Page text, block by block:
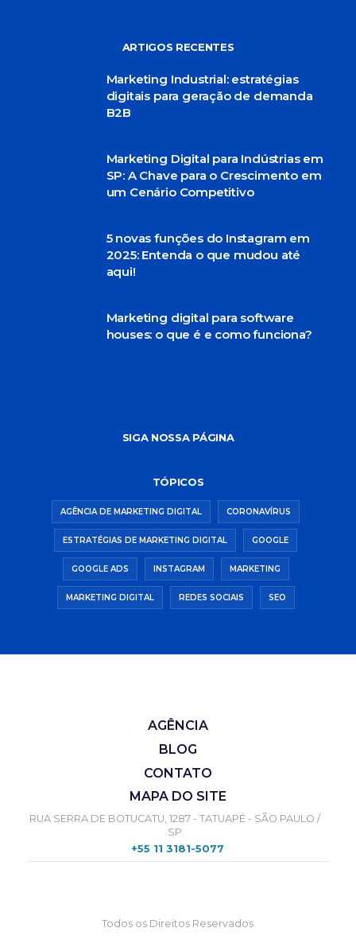
ARTIGOS RECENTES
Marketing Industrial: estratégias
digitais para geração de demanda
B2B
Marketing Digital para Indústrias em
SP: A Chave para o Crescimento em
um Cenário Competitivo
5 novas funções do Instagram em
2025: Entenda o que mudou até
aqui!
Marketing digital para software
houses: o que é e como funciona?
SIGA NOSSA PÁGINA
TÓPICOS
AGÊNCIA DE MARKETING DIGITAL CORONAVÍRUS
ESTRATÉGIAS DE MARKETING DIGITAL GOOGLE
GOOGLE ADS INSTAGRAM MARKETING
MARKETING DIGITAL REDES SOCIAIS SEO
AGÊNCIA
BLOG
CONTATO
MAPA DO SITE
RUA SERRA DE BOTUCATU, 1287 - TATUAPÉ - SÃO PAULO /
SP
+55 11 3181-5077
Todos os Direitos Reservados